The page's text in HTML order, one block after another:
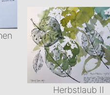
Herbstlaub II